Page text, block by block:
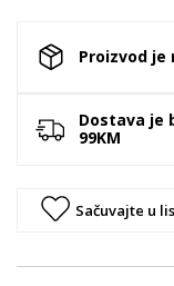
Proizvod je
Dostava je
99KM
Sačuvajte u